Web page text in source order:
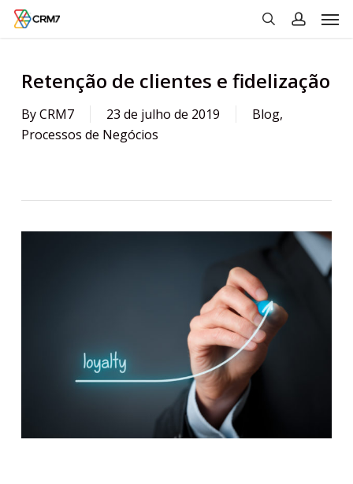
Skip
Retenção de clientes e fidelização
ByCRM7 23 de julho de 2019 Blog,
Processos de Negócios